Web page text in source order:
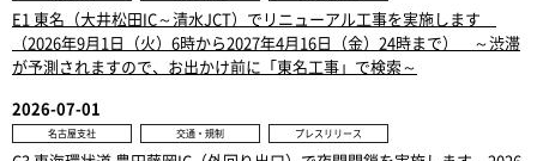
E1 東名（大井松田IC～清水JCT）でリニューアル工事を実施します
（2026年9月1日（火）6時から2027年4月16日（金）24時まで） ～渋滞
が予測されますので、お出かけ前に「東名工事」で検索～
2026-07-01
名古屋支社 交通・規制 プレスリリース